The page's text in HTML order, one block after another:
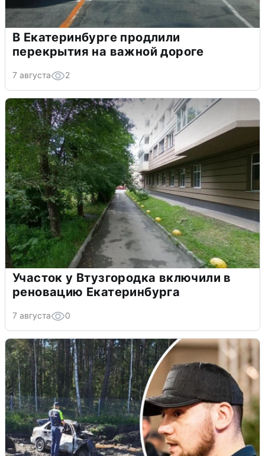
В Екатеринбурге продлили
перекрытия на важной дороге
7 августа 2
Участок у Втузгородка включили в
реновацию Екатеринбурга
7 августа 0